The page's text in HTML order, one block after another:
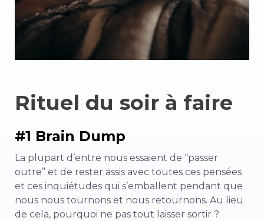
Rituel du soir à faire
#1 Brain Dump
La plupart d’entre nous essaient de “passer
outre” et de rester assis avec toutes ces pensées
et ces inquiétudes qui s’emballent pendant que
nous nous tournons et nous retournons. Au lieu
de cela, pourquoi ne pas tout laisser sortir ?